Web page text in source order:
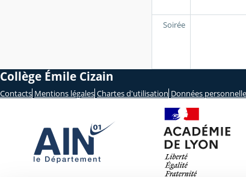
Soirée
Collège Émile Cizain
Contacts Mentions légales Chartes d'utilisation Données